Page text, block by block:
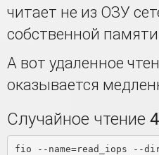
читает не из ОЗУ
собственной
А вот удаленное
оказывается
Случайное чтение
fio --name=read_iops --